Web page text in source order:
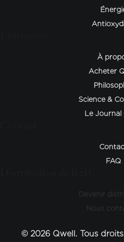
À
Acheter
Science &
Le Journal
FAQ
Devenir
Nous
© 2026 Qwell. Tous droits